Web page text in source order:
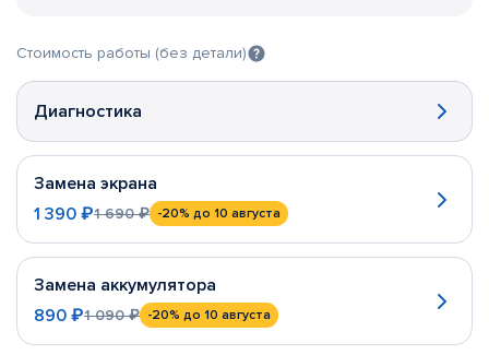
Стоимость работы (без детали)
Диагностика
Замена экрана
1 390 ₽1 690 ₽ -20% до 10 августа
Замена аккумулятора
890 ₽1 090 ₽ -20% до 10 августа